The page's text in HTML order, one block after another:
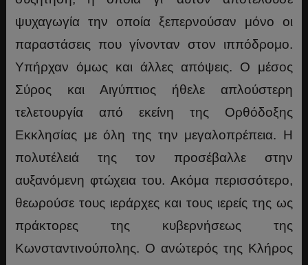
ψυχαγωγία την οποία ξεπερνούσαν μόνο οι
παραστάσεις που γίνονταν στον ιππόδρομο.
Υπήρχαν όμως και άλλες απόψεις. Ο μέσος
Σύρος και Αιγύπτιος ήθελε απλούστερη
τελετουργία από εκείνη της Ορθόδοξης
Εκκλησίας με όλη της την μεγαλοπρέπεια. Η
πολυτέλειά της τον προσέβαλλε στην
αυξανόμενη φτώχεια του. Ακόμα περισσότερο,
θεωρούσε τους ιεράρχες και τους ιερείς της ως
πράκτορες της κυβερνήσεως της
Κωνσταντινούπολης. Ο ανώτερός της Κλήρος